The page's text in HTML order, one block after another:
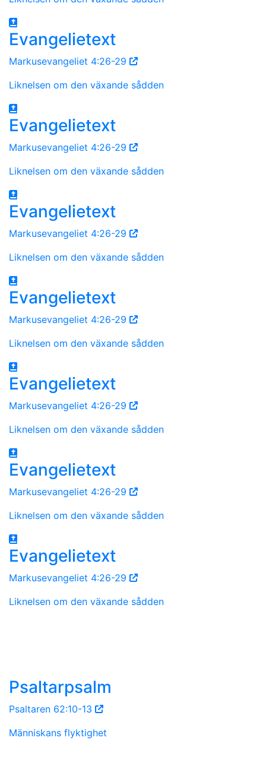
Evangelietext
Markusevangeliet 4:26-29
Liknelsen om den växande sådden
Evangelietext
Markusevangeliet 4:26-29
Liknelsen om den växande sådden
Evangelietext
Markusevangeliet 4:26-29
Liknelsen om den växande sådden
Evangelietext
Markusevangeliet 4:26-29
Liknelsen om den växande sådden
Evangelietext
Markusevangeliet 4:26-29
Liknelsen om den växande sådden
Evangelietext
Markusevangeliet 4:26-29
Liknelsen om den växande sådden
Evangelietext
Markusevangeliet 4:26-29
Liknelsen om den växande sådden
Psaltarpsalm
Psaltaren 62:10-13
Människans flyktighet